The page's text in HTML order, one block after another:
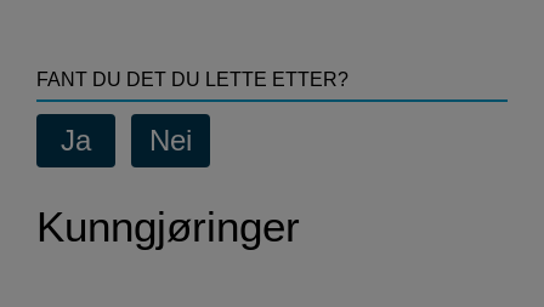
FANT DU DET DU LETTE ETTER?
Kunngjøringer